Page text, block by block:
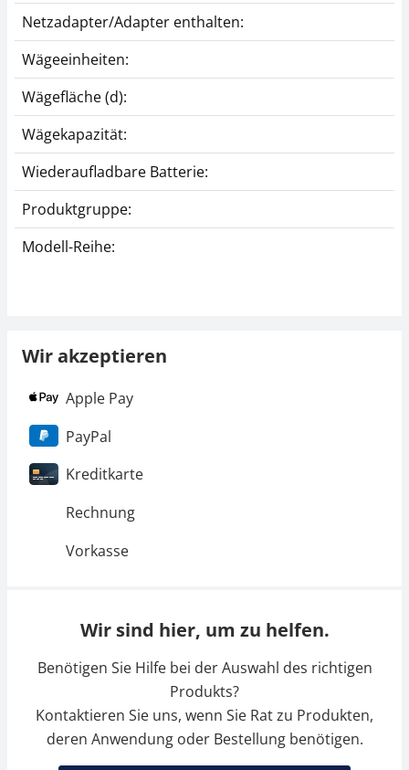
Netzadapter/Adapter enthalten:
Wägeeinheiten:
Wägefläche (d):
Wägekapazität:
Wiederaufladbare Batterie:
Produktgruppe:
Modell-Reihe:
Wir akzeptieren
Apple Pay
PayPal
Kreditkarte
Rechnung
Vorkasse
Wir sind hier, um zu helfen.
Benötigen Sie Hilfe bei der Auswahl des richtigen
Produkts?
Kontaktieren Sie uns, wenn Sie Rat zu Produkten,
deren Anwendung oder Bestellung benötigen.